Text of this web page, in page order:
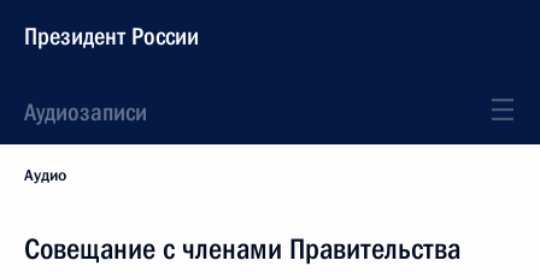
Президент России
Аудиозаписи
Аудио
Совещание с членами Правительства